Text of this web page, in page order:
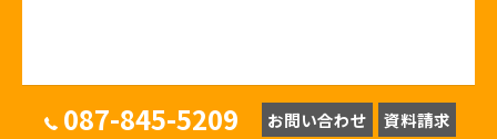
087-845-5209 お問い合わせ 資料請求